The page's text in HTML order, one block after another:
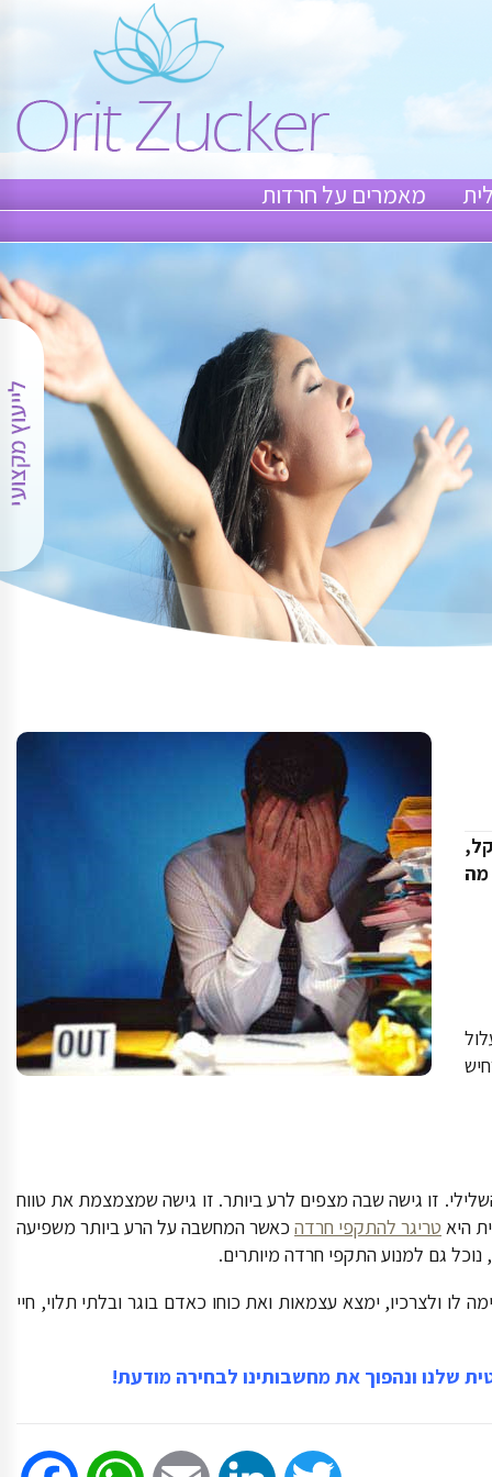
מאמרים על חרדות
מה
זו גישה שבה מצפים לרע ביותר. זו גישה שמצמצמת את טווח
היא טריגר להתקפי חרדה כאשר המחשבה על הרע ביותר משפיעה
גם למנוע התקפי חרדה מיותרים.
ולצרכיו, ימצא עצמאות ואת כוחו כאדם בוגר ובלתי תלוי, חיי
שלנו ונהפוך את מחשבותינו לבחירה מודעת!